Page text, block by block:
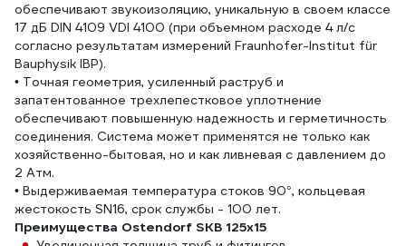
обеспечивают звукоизоляцию, уникальную в своем классе
17 дБ DIN 4109 VDI 4100 (при объемном расходе 4 л/с
согласно результатам измерений Fraunhofer-Institut für
Bauphysik IBP).
• Точная геометрия, усиленный раструб и
запатентованное трехлепестковое уплотнение
обеспечивают повышенную надежность и герметичность
соединения. Система может применятся не только как
хозяйственно-бытовая, но и как ливневая с давлением до
2 Атм.
• Выдерживаемая температура стоков 90°, кольцевая
жестокость SN16, срок службы - 100 лет.
Преимущества Ostendorf SKВ 125x15